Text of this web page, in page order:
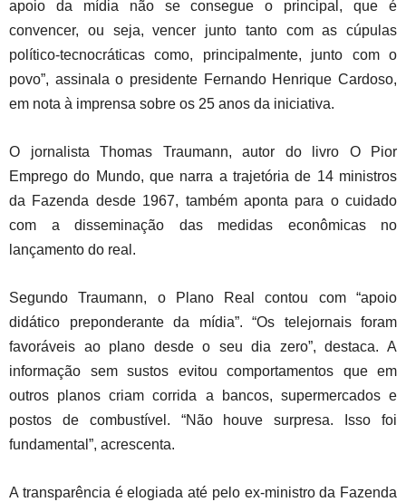
apoio da mídia não se consegue o principal, que é
convencer, ou seja, vencer junto tanto com as cúpulas
político-tecnocráticas como, principalmente, junto com o
povo”, assinala o presidente Fernando Henrique Cardoso,
em nota à imprensa sobre os 25 anos da iniciativa.
O jornalista Thomas Traumann, autor do livro O Pior
Emprego do Mundo, que narra a trajetória de 14 ministros
da Fazenda desde 1967, também aponta para o cuidado
com a disseminação das medidas econômicas no
lançamento do real.
Segundo Traumann, o Plano Real contou com “apoio
didático preponderante da mídia”. “Os telejornais foram
favoráveis ao plano desde o seu dia zero”, destaca. A
informação sem sustos evitou comportamentos que em
outros planos criam corrida a bancos, supermercados e
postos de combustível. “Não houve surpresa. Isso foi
fundamental”, acrescenta.
A transparência é elogiada até pelo ex-ministro da Fazenda